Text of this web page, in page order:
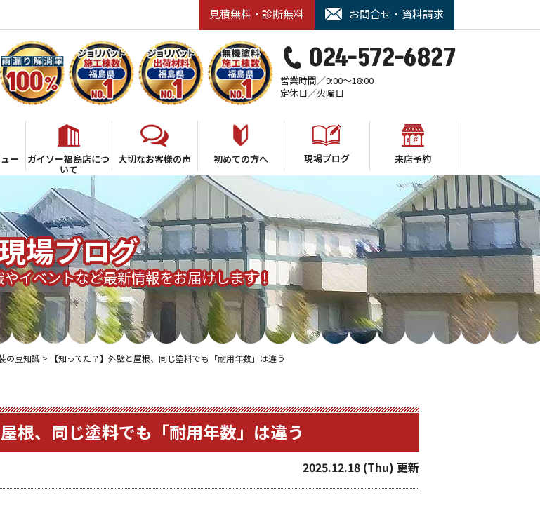
見積無料・診断無料 お問合せ・資料請求
024-572-6827
営業時間／9:00～18:00
定休日／火曜日
ー ガイソー福島店につ
いて
大切なお客様の声 初めての方へ 現場ブログ 来店予約
場ブログ
イベントなど最新情報をお届けします！
の豆知識 > 【知ってた？】外壁と屋根、同じ塗料でも「耐用年数」は違う
根、同じ塗料でも「耐用年数」は違う
2025.12.18 (Thu) 更新